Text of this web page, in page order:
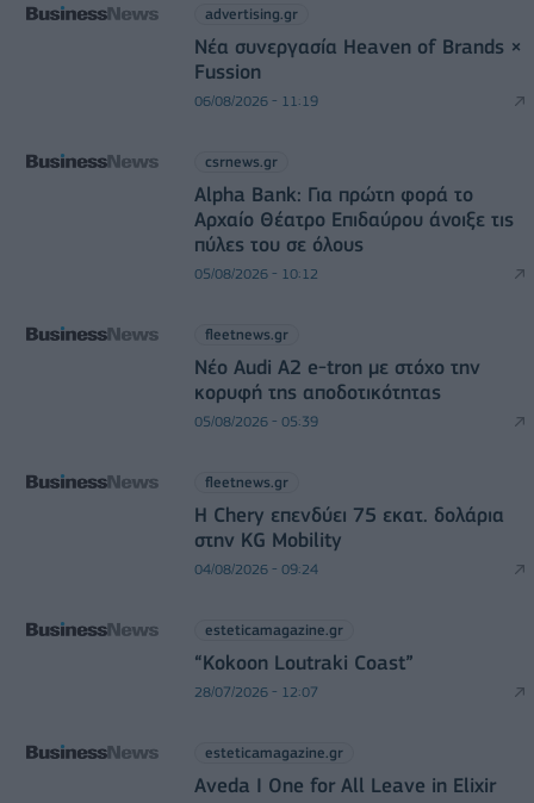
advertising.gr
Νέα συνεργασία Heaven of Brands ×
Fussion
06/08/2026 - 11:19
csrnews.gr
Alpha Bank: Για πρώτη φορά το
Αρχαίο Θέατρο Επιδαύρου άνοιξε τις
πύλες του σε όλους
05/08/2026 - 10:12
fleetnews.gr
Νέο Audi A2 e-tron με στόχο την
κορυφή της αποδοτικότητας
05/08/2026 - 05:39
fleetnews.gr
Η Chery επενδύει 75 εκατ. δολάρια
στην KG Mobility
04/08/2026 - 09:24
esteticamagazine.gr
“Kokoon Loutraki Coast”
28/07/2026 - 12:07
esteticamagazine.gr
Aveda I One for All Leave in Elixir